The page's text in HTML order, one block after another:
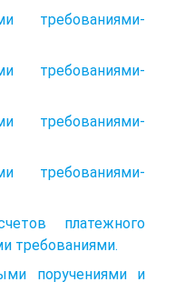
требованиями-
требованиями-
требованиями-
требованиями-
платежного
требованиями.
поручениями и